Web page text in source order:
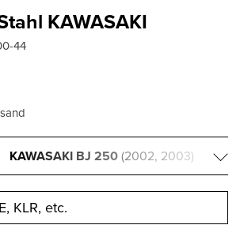
KAWASAKI
44
KAWASAKI BJ 250(2002, 2003)